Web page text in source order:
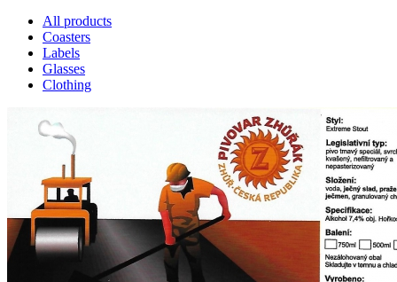
All products
Coasters
Labels
Glasses
Clothing